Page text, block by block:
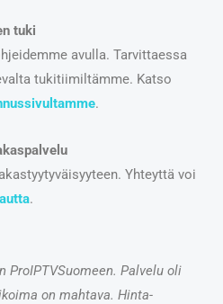
tuki
avulla. Tarvittaessa
tukitiimiltämme. Katso
.
Yhteyttä voi
.
ProIPTVSuomeen. Palvelu oli
on mahtava. Hinta-